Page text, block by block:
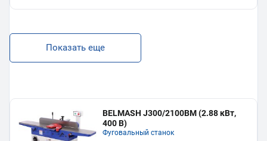
Показать еще
BELMASH J300/2100ВМ (2.88 кВт,
400 В)
Фуговальный станок